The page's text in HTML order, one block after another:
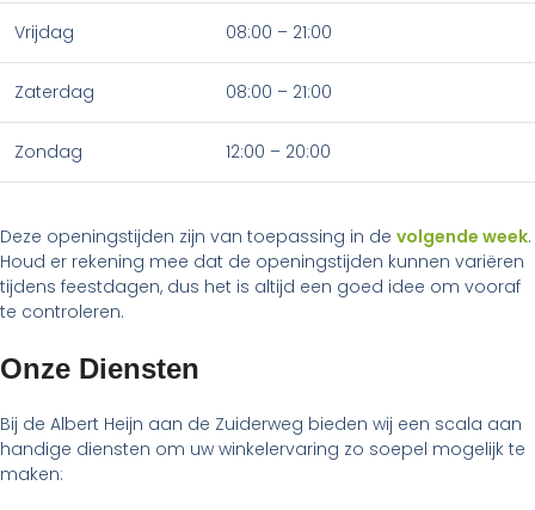
Vrijdag 08:00 – 21:00
Zaterdag 08:00 – 21:00
Zondag 12:00 – 20:00
Deze openingstijden zijn van toepassing in de volgende week.
Houd er rekening mee dat de openingstijden kunnen variëren
tijdens feestdagen, dus het is altijd een goed idee om vooraf
te controleren.
Onze Diensten
Bij de Albert Heijn aan de Zuiderweg bieden wij een scala aan
handige diensten om uw winkelervaring zo soepel mogelijk te
maken: